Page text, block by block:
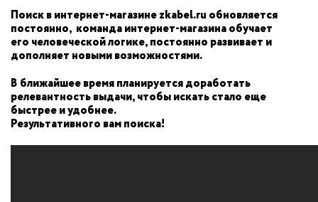
Поиск в интернет-магазинеzkabel.ru обновляется
постоянно, команда интернет-магазина обучает
его человеческой логике, постоянно развивает и
дополняет новыми возможностями.
В ближайшее время планируется доработать
релевантность выдачи, чтобы искать стало еще
быстрее и удобнее.
Результативного вам поиска!